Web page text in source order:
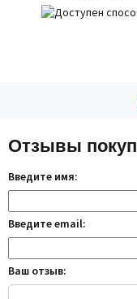
Отзывы
Введите имя:
Введите email:
Ваш отзыв: